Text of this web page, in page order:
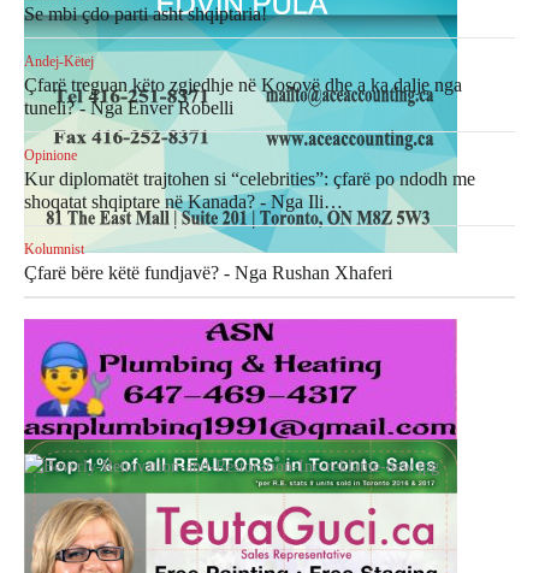
Se mbi çdo parti asht shqiptaria!
Andej-Këtej
Çfarë treguan këto zgjedhje në Kosovë dhe a ka dalje nga
tuneli? - Nga Enver Robelli
Opinione
Kur diplomatët trajtohen si “celebrities”: çfarë po ndodh me
shoqatat shqiptare në Kanada? - Nga Ili…
Kolumnist
Çfarë bëre këtë fundjavë? - Nga Rushan Xhaferi